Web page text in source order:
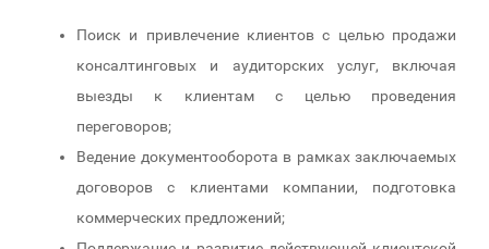
Поиск и привлечение клиентов с целью продажи
консалтинговых и аудиторских услуг, включая
выезды к клиентам с целью проведения
переговоров;
Ведение документооборота в рамках заключаемых
договоров с клиентами компании, подготовка
коммерческих предложений;